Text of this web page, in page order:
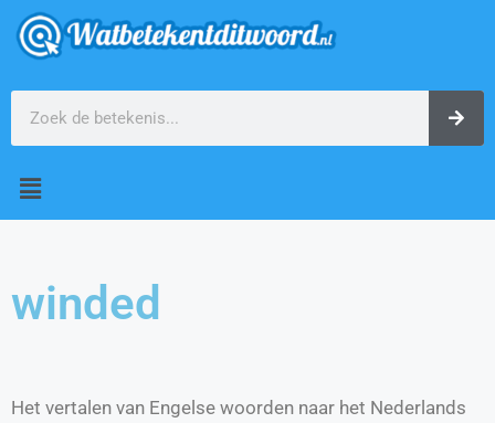
winded
Het vertalen van Engelse woorden naar het Nederlands